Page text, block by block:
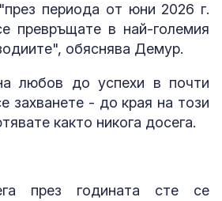
периода от юни 2026 г.
превръщате в най-големия
обяснява Демур.
любов до успехи в почти
захванете - до края на този
както никога досега.
през годината сте се